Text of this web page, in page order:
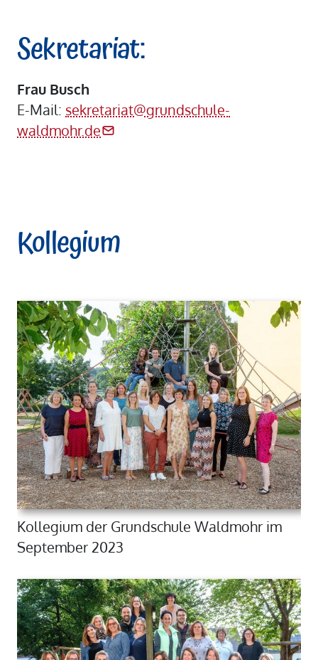
Sekretariat:
Frau Busch
E-Mail: sekretariat@grundschule-
waldmohr.de
Kollegium
Kollegium der Grundschule Waldmohr im
September 2023